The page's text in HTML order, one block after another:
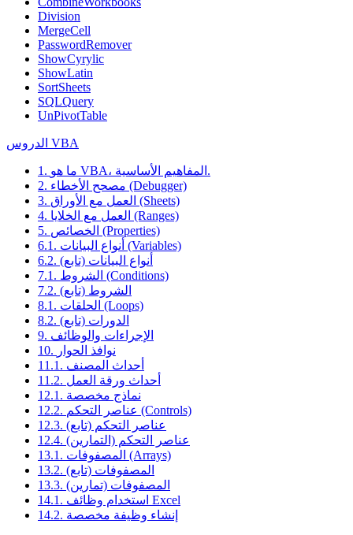
Division
MergeCell
PasswordRemover
ShowCyrylic
ShowLatin
SortSheets
SQLQuery
UnPivotTable
الدروس VBA
1. ما هو VBA، المفاهيم الأساسية.
2. مصحح الأخطاء (Debugger)
3. العمل مع الأوراق (Sheets)
4. العمل مع الخلايا (Ranges)
5. الخصائص (Properties)
6.1. أنواع البيانات (Variables)
6.2. أنواع البيانات (تابع)
7.1. الشروط (Conditions)
7.2. الشروط (تابع)
8.1. الحلقات (Loops)
8.2. الدورات (تابع)
9. الإجراءات والوظائف
10. نوافذ الحوار
11.1. أحداث المصنف
11.2. أحداث ورقة العمل
12.1. نماذج مخصصة
12.2. عناصر التحكم (Controls)
12.3. عناصر التحكم (تابع)
12.4. عناصر التحكم (التمارين)
13.1. المصفوفات (Arrays)
13.2. المصفوفات (تابع)
13.3. المصفوفات (تمارين)
14.1. استخدام وظائف Excel
14.2. إنشاء وظيفة مخصصة